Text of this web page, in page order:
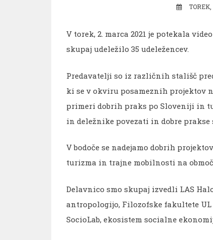
TOREK,
V torek, 2. marca 2021 je potekala
skupaj udeležilo 35 udeležencev.
Predavatelji so iz različnih stališč
ki se v okviru posameznih projektov
primeri dobrih praks po Sloveniji in
in deležnike povezati in dobre prakse
V bodoče se nadejamo dobrih
turizma in trajne mobilnosti na
Delavnico smo skupaj izvedli LAS
antropologijo, Filozofske fakultete
SocioLab, ekosistem socialne